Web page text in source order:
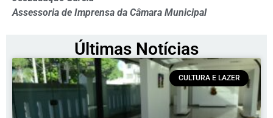
Assessoria de Imprensa da Câmara Municipal
Últimas Notícias
CULTURA E LAZER